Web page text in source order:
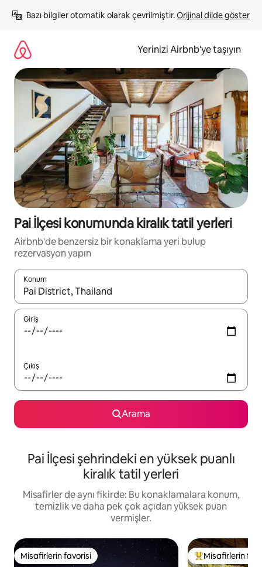
atla
Bazı bilgiler otomatik olarak çevrilmiştir. Orijinal dilde göster
Yerinizi Airbnb'ye taşıyın
Pai İlçesi konumunda kiralık tatil yerleri
Airbnb'de benzersiz bir konaklama yeri bulup
rezervasyon yapın
Konum
Sonuçlar kullanılabilir olduğunda yukarı ve aşağı oklarıyla
Giriş
Çıkış
Arama
Pai İlçesi şehrindeki en yüksek puanlı
kiralık tatil yerleri
Misafirler de aynı fikirde: Bu konaklamalara konum,
temizlik ve daha pek çok açıdan yüksek puan
vermişler.
Misafirlerin favorisi
Misafirlerin favorisi Misafirlerin
Misafirlerin